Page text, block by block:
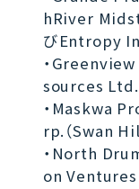
hRiver
びEntropy
・
sources Ltd.
・Maskwa
rp.（Swan
・North
on Ventures